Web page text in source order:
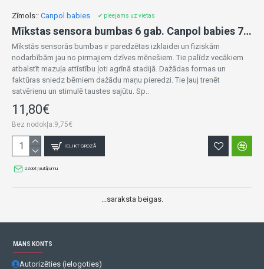
Zīmols:: Canpol babies ✔ pieejams uz vietas
Mīkstas sensora bumbas 6 gab. Canpol babies 79/402
Mīkstās sensorās bumbas ir paredzētas izklaidei un fiziskām
nodarbībām jau no pirmajiem dzīves mēnešiem. Tie palīdz vecākiem
atbalstīt mazuļa attīstību ļoti agrīnā stadijā. Dažādas formas un
faktūras sniedz bērniem dažādu maņu pieredzi. Tie ļauj trenēt
satvērienu un stimulē taustes sajūtu. Sp..
11,80€
Bez nodokļa:9,75€
IELIKT GROZĀ
Uzdot jautājumu
...saraksta beigas.
MANS KONTS
Autorizēties (ielogoties)